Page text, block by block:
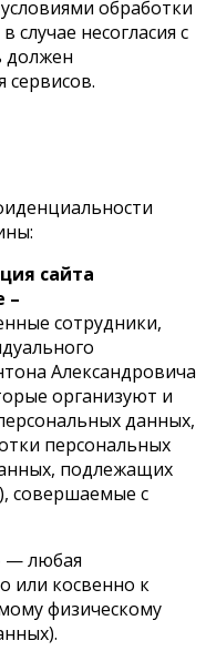
обработки
несогласия с
должен
сервисов.
сайта
–
сотрудники,
Александровича
организуют и
данных,
персональных
подлежащих
совершаемые с
— любая
или косвенно к
физическому